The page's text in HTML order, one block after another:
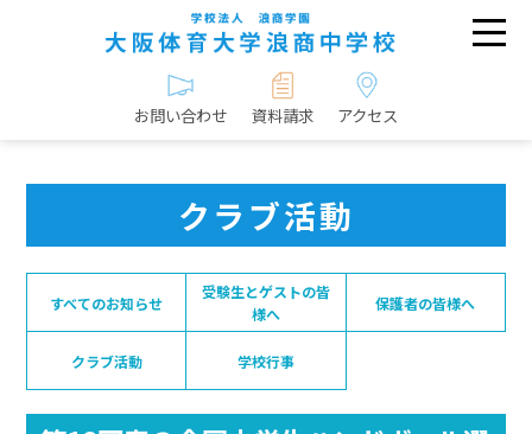
お問い合わせ 資料請求 アクセス
クラブ活動
すべてのお知らせ
受験生とゲストの皆
様へ
保護者の皆様へ
クラブ活動 学校行事